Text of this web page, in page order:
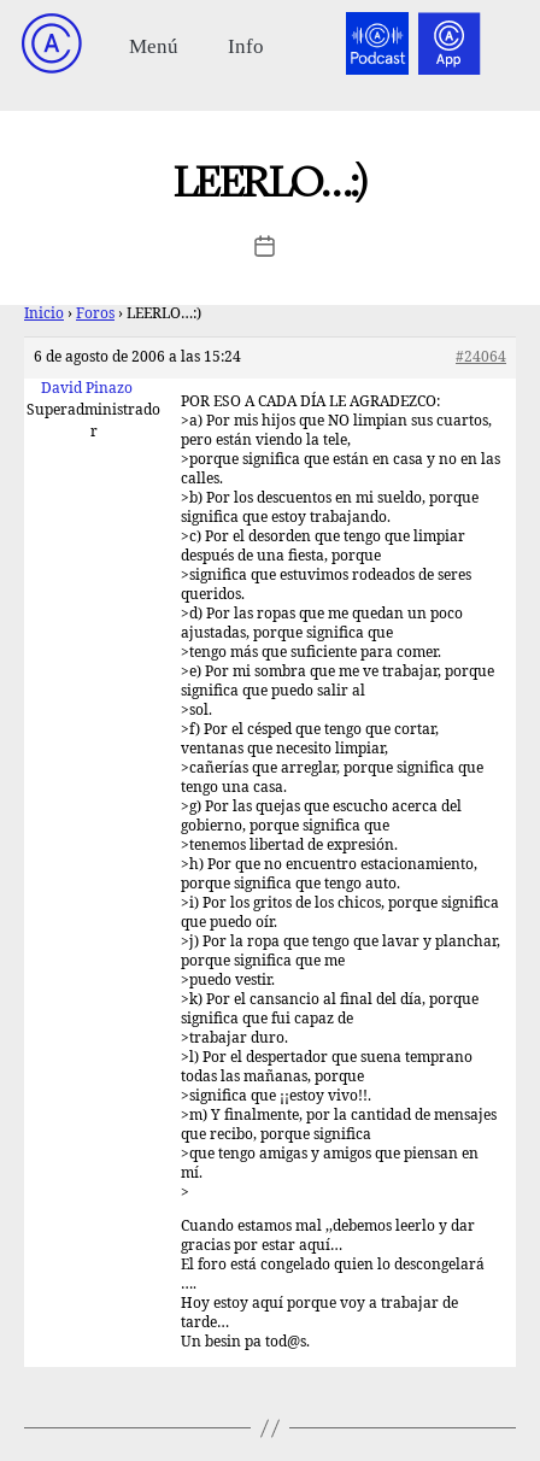
LEERLO…:)
Inicio › Foros › LEERLO…:)
6 de agosto de 2006 a las 15:24
#24064
David Pinazo
Superadministrado
r
POR ESO A CADA DÍA LE AGRADEZCO:
>a) Por mis hijos que NO limpian sus cuartos,
pero están viendo la tele,
>porque significa que están en casa y no en las
calles.
>b) Por los descuentos en mi sueldo, porque
significa que estoy trabajando.
>c) Por el desorden que tengo que limpiar
después de una fiesta, porque
>significa que estuvimos rodeados de seres
queridos.
>d) Por las ropas que me quedan un poco
ajustadas, porque significa que
>tengo más que suficiente para comer.
>e) Por mi sombra que me ve trabajar, porque
significa que puedo salir al
>sol.
>f) Por el césped que tengo que cortar,
ventanas que necesito limpiar,
>cañerías que arreglar, porque significa que
tengo una casa.
>g) Por las quejas que escucho acerca del
gobierno, porque significa que
>tenemos libertad de expresión.
>h) Por que no encuentro estacionamiento,
porque significa que tengo auto.
>i) Por los gritos de los chicos, porque significa
que puedo oír.
>j) Por la ropa que tengo que lavar y planchar,
porque significa que me
>puedo vestir.
>k) Por el cansancio al final del día, porque
significa que fui capaz de
>trabajar duro.
>l) Por el despertador que suena temprano
todas las mañanas, porque
>significa que ¡¡estoy vivo!!.
>m) Y finalmente, por la cantidad de mensajes
que recibo, porque significa
>que tengo amigas y amigos que piensan en
mí.
>
Cuando estamos mal ,,debemos leerlo y dar
gracias por estar aquí…
El foro está congelado quien lo descongelará
….
Hoy estoy aquí porque voy a trabajar de
tarde…
Un besin pa tod@s.